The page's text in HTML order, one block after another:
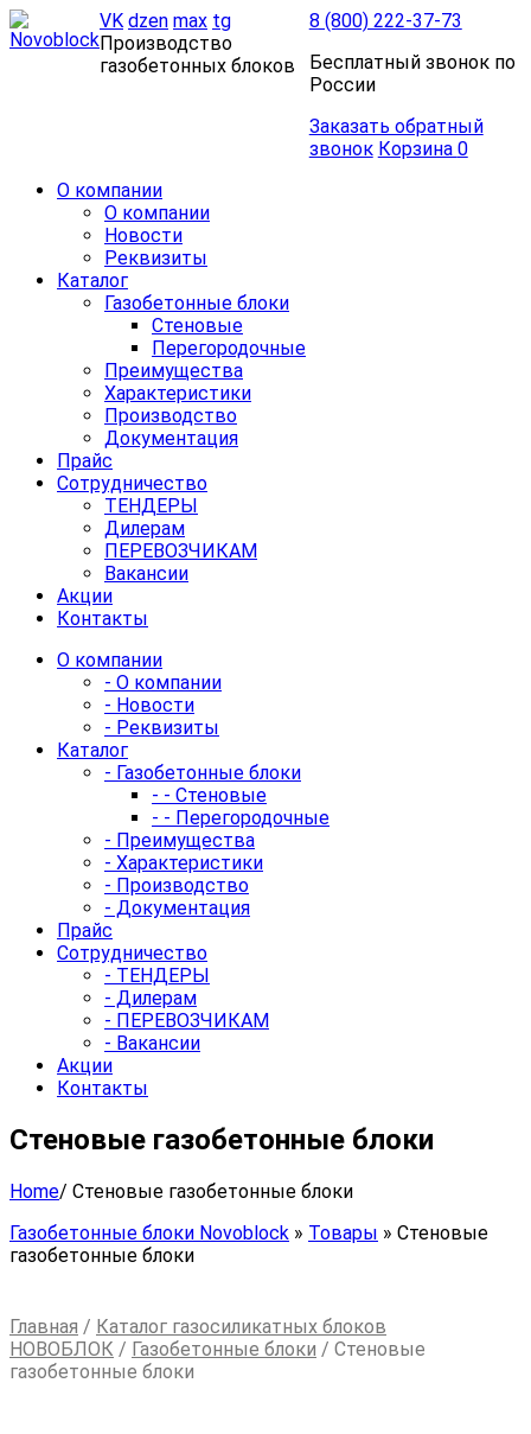
VK dzen max tg
Производство
газобетонных блоков
8 (800) 222-37-73
Бесплатный звонок по
России
Заказать обратный
звонок Корзина 0
О компании
О компании
Новости
Реквизиты
Каталог
Газобетонные блоки
Стеновые
Перегородочные
Преимущества
Характеристики
Производство
Документация
Прайс
Сотрудничество
ТЕНДЕРЫ
Дилерам
ПЕРЕВОЗЧИКАМ
Вакансии
Акции
Контакты
О компании
- О компании
- Новости
- Реквизиты
Каталог
- Газобетонные блоки
- - Стеновые
- - Перегородочные
- Преимущества
- Характеристики
- Производство
- Документация
Прайс
Сотрудничество
- ТЕНДЕРЫ
- Дилерам
- ПЕРЕВОЗЧИКАМ
- Вакансии
Акции
Контакты
Стеновые газобетонные блоки
Home/ Стеновые газобетонные блоки
Газобетонные блоки Novoblock » Товары » Стеновые
газобетонные блоки
Главная / Каталог газосиликатных блоков
НОВОБЛОК / Газобетонные блоки / Стеновые
газобетонные блоки